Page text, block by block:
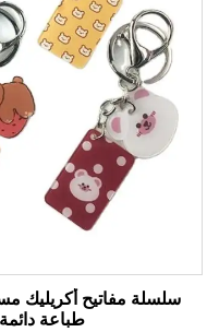
سلسلة مفاتيح أكريليك
طباعة